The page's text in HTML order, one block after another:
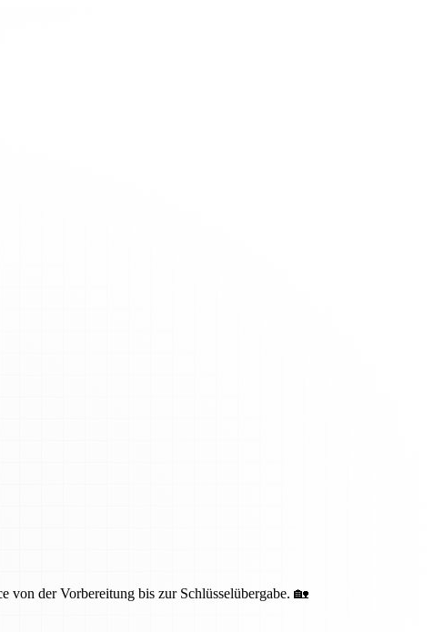
von der Vorbereitung bis zur Schlüsselübergabe. 🏡